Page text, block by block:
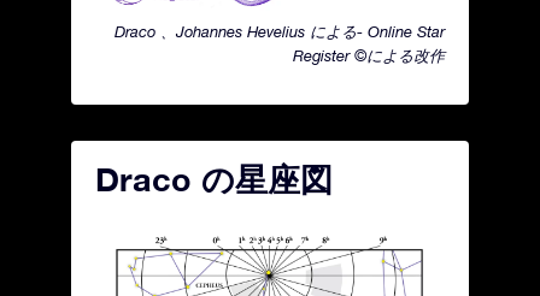
Draco 、Johannes Hevelius による- Online Star
Register ©による改作
Draco の星座図